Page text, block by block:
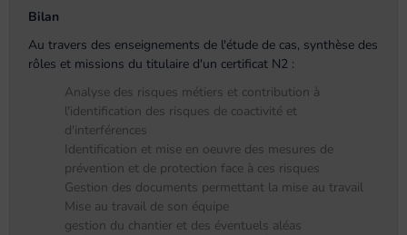
Bilan
Au travers des enseignements de l'étude de cas, synthèse des
rôles et missions du titulaire d'un certificat N2 :
Analyse des risques métiers et contribution à
l'identification des risques de coactivité et
d'interférences
Identification et mise en oeuvre des mesures de
prévention et de protection face à ces risques
Gestion des documents permettant la mise au travail
Mise au travail de son équipe
gestion du chantier et des éventuels aléas